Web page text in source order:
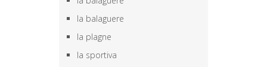
la balaguere
la plagne
la sportiva